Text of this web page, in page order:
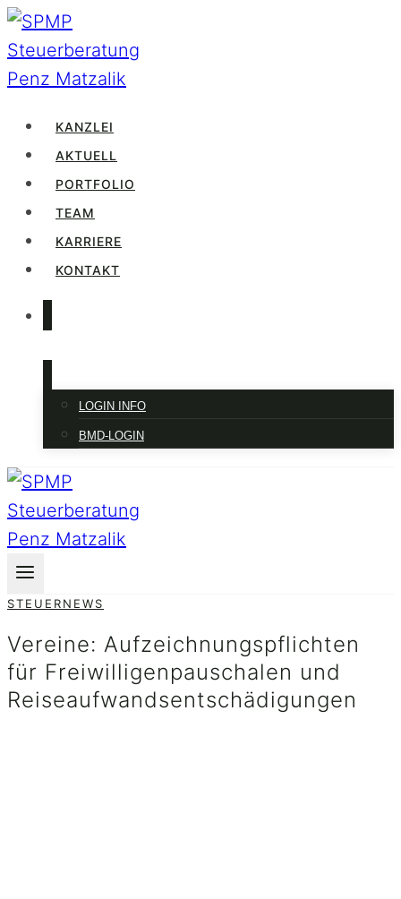
Zum
Inhalt
springen
KANZLEI
AKTUELL
PORTFOLIO
TEAM
KARRIERE
KONTAKT
LOGIN INFO
BMD-LOGIN
STEUERNEWS
Vereine: Aufzeichnungspflichten
für Freiwilligenpauschalen und
Reiseaufwandsentschädigungen